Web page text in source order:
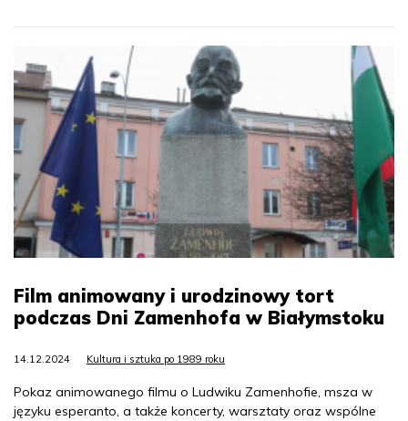
Film animowany i urodzinowy tort
podczas Dni Zamenhofa w Białymstoku
14.12.2024 Kultura i sztuka po 1989 roku
Pokaz animowanego filmu o Ludwiku Zamenhofie, msza w
języku esperanto, a także koncerty, warsztaty oraz wspólne